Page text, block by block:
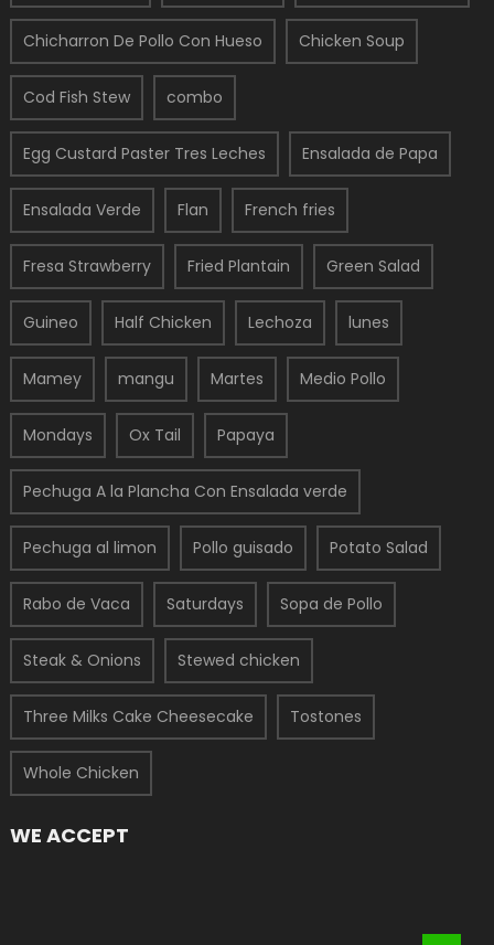
Chicharron De Pollo Con Hueso Chicken Soup
Cod Fish Stew combo
Egg Custard Paster Tres Leches Ensalada de Papa
Ensalada Verde Flan French fries
Fresa Strawberry Fried Plantain Green Salad
Guineo Half Chicken Lechoza lunes
Mamey mangu Martes Medio Pollo
Mondays Ox Tail Papaya
Pechuga A la Plancha Con Ensalada verde
Pechuga al limon Pollo guisado Potato Salad
Rabo de Vaca Saturdays Sopa de Pollo
Steak & Onions Stewed chicken
Three Milks Cake Cheesecake Tostones
Whole Chicken
WE ACCEPT